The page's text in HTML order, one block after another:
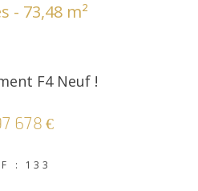
- 73,48 m²
F4 Neuf !
678 €
: 133